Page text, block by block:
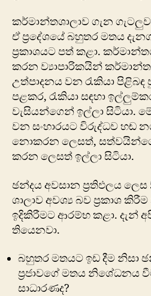
කර්මාන්තශාලාව ගැන
ඒ ප්‍රදේශයේ බහුතර මතය
ප්‍රකාශයට පත් කළා.
කරන ව්‍යාපාරිකයින්
උත්පාදනය වන රැකියා පිළිබඳ
පළකර, රැකියා සඳහා
වැසියන්ගෙන් ඉල්ලා සිටියා.
වන සංහාරයට විරුද්ධව හඬ
නොකරන ලෙසත්,
කරන ලෙසත් ඉල්ලා සිටියා.
ඡන්දය අවසාන ප්‍රතිඵලය
ශාලාව අවශ්‍ය බව ප්‍රකාශ
ඉදිකිරීමට ආරම්භ කළා. දැන්
තියෙනවා.
බහුතර මතයට ඉඩ දීම නිසා
ප්‍රජාවගේ මතය නිශේධනය
සාධාරණද?